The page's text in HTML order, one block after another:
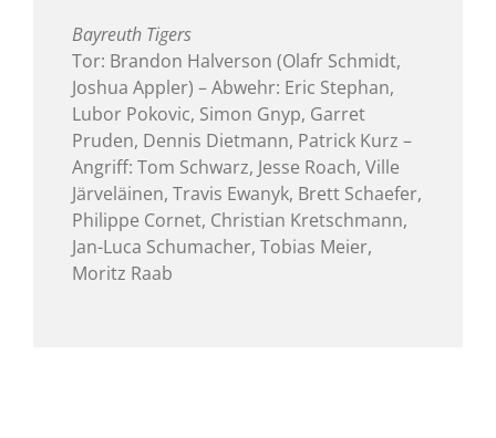
Bayreuth Tigers
Tor: Brandon Halverson (Olafr Schmidt,
Joshua Appler) – Abwehr: Eric Stephan,
Lubor Pokovic, Simon Gnyp, Garret
Pruden, Dennis Dietmann, Patrick Kurz –
Angriff: Tom Schwarz, Jesse Roach, Ville
Järveläinen, Travis Ewanyk, Brett Schaefer,
Philippe Cornet, Christian Kretschmann,
Jan-Luca Schumacher, Tobias Meier,
Moritz Raab